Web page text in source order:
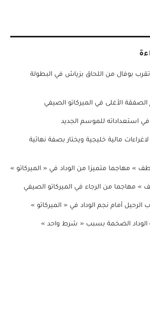
بوفال من اللحاق بزياش في البطولة
الأغلى في الميركاتو الصيفي
استعداداته للموسم الجديد
مالية خليجية ويختار بصفة نهائية
» مهاجما متميزا من الوداد في « الميركاتو »
» مهاجما من الرجاء في الميركاتو الصيفي
أمام نجم الوداد في « الميركاتو »
الضخمة بسبب « شرط واحد »